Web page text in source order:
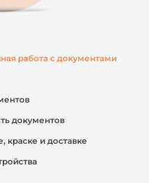
работа с документами
документов
краске и доставке